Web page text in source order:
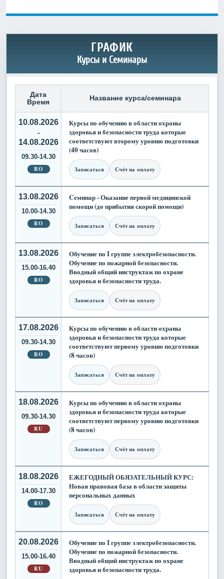
ГРАФИК
Курсы и Семинары
Дата
Время
Название курса/семинара
10.08.2026
-
14.08.2026
09.30-14.30
RO
Курсы по обучению в области охраны
здоровья и безопасности труда которые
соответствуют второму уровню подготовки
(40 часов)
Записаться Счёт на оплату
13.08.2026
10.00-14.30
RO
Cеминар - Оказание первой медицинской
помощи (до прибытия скорой помощи)
Записаться Счёт на оплату
13.08.2026
15.00-16.40
RO
Обучение по I группе электробезопасности.
Обучение по пожарной безопасности.
Вводный общий инструктаж по охране
здоровья и безопасности труда.
Записаться Счёт на оплату
17.08.2026
09.30-14.30
RO
Курсы по обучению в области охраны
здоровья и безопасности труда которые
соответствуют первому уровню подготовки
(8 часов)
Записаться Счёт на оплату
18.08.2026
09.30-14.30
RU
Курсы по обучению в области охраны
здоровья и безопасности труда которые
соответствуют первому уровню подготовки
(8 часов)
Записаться Счёт на оплату
18.08.2026
14.00-17.30
RO
ЕЖЕГОДНЫЙ ОБЯЗАТЕЛЬНЫЙ КУРС:
Новая правовая база в области защиты
персональных данных
Записаться Счёт на оплату
20.08.2026
15.00-16.40
RU
Обучение по I группе электробезопасности.
Обучение по пожарной безопасности.
Вводный общий инструктаж по охране
здоровья и безопасности труда.